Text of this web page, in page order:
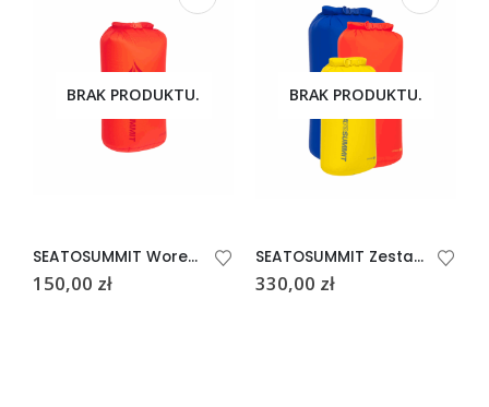
BRAK PRODUKTU.
SEATOSUMMIT Worek Dry-Bag Ultra Sil 20L Pomarańczowy Spicy Orange
150,00 zł
BRAK PRODUKTU.
SEATOSUMMIT Zestaw worków Dry-Bag 8/13/20L
330,00 zł